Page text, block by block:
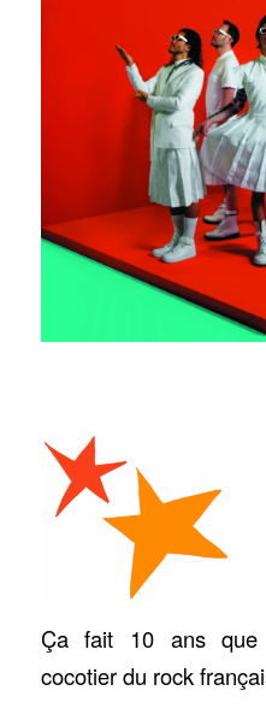
Ça fait 10 ans que
cocotier du rock